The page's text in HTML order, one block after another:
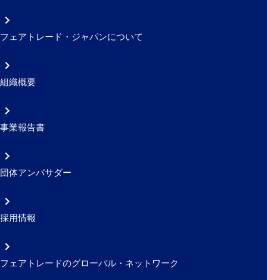
フェアトレード・ジャパンについて
組織概要
事業報告書
団体アンバサダー
採用情報
フェアトレードのグローバル・ネットワーク